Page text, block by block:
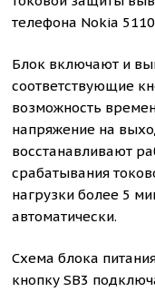
телефона Nokia
Блок включают и
соответствующие
возможность
напряжение на
восстанавливают
срабатывания
нагрузки более 5
автоматически.
Схема блока
кнопку SB3